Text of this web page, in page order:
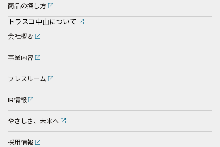
商品の探し方
トラスコ中山について
会社概要
事業内容
プレスルーム
IR情報
やさしさ、未来へ
採用情報